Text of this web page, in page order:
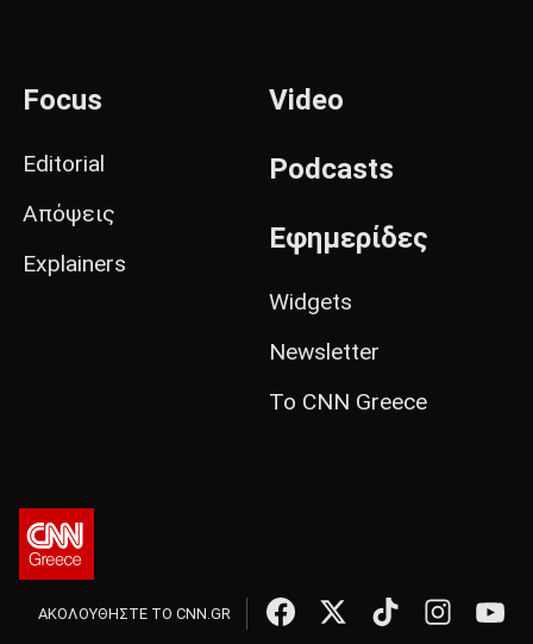
Focus
Editorial
Απόψεις
Explainers
Video
Podcasts
Εφημερίδες
Widgets
Newsletter
Το CNN Greece
ΑΚΟΛΟΥΘΗΣΤΕ ΤΟ CNN.GR